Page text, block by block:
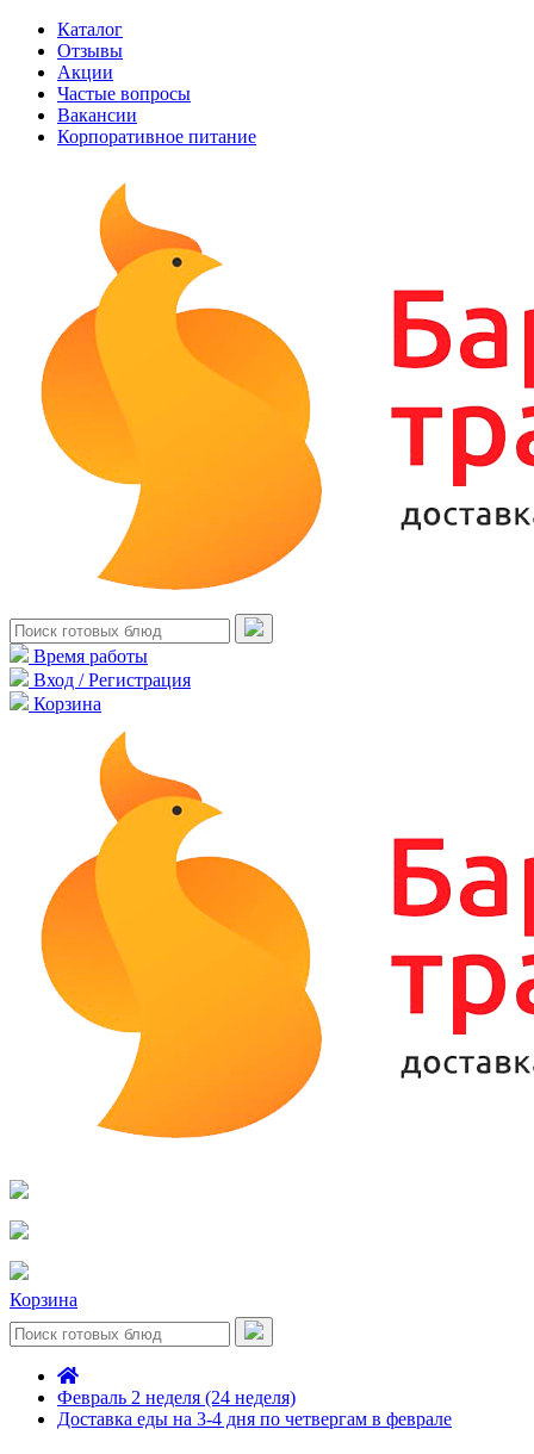
Каталог
Отзывы
Акции
Частые вопросы
Вакансии
Корпоративное питание
Время работы
Вход / Регистрация
Корзина
Корзина
Февраль 2 неделя (24 неделя)
Доставка еды на 3-4 дня по четвергам в феврале